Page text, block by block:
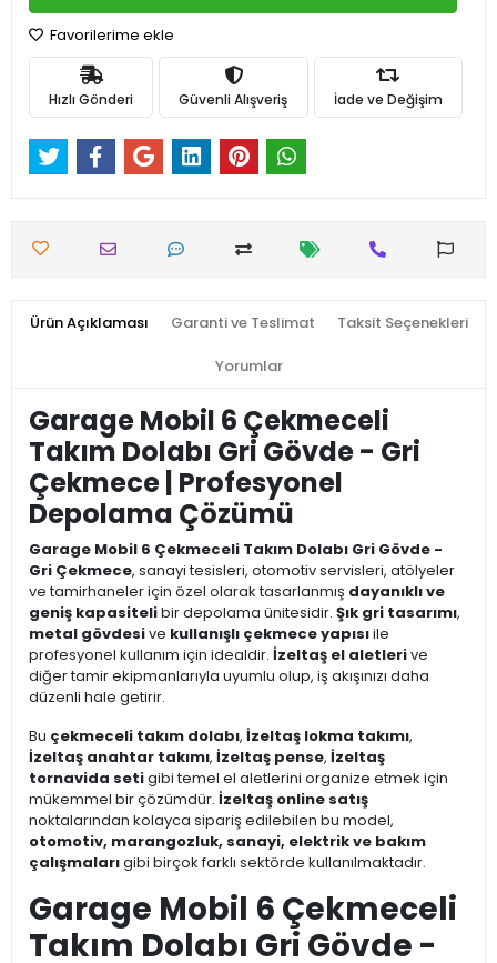
Favorilerime ekle
Hızlı Gönderi Güvenli Alışveriş İade ve Değişim
Ürün Açıklaması Garanti ve Teslimat Taksit Seçenekleri
Yorumlar
Garage Mobil 6 Çekmeceli
Takım Dolabı Gri Gövde - Gri
Çekmece | Profesyonel
Depolama Çözümü
Garage Mobil 6 Çekmeceli Takım Dolabı Gri Gövde -
Gri Çekmece, sanayi tesisleri, otomotiv servisleri, atölyeler
ve tamirhaneler için özel olarak tasarlanmış dayanıklı ve
geniş kapasitelibir depolama ünitesidir. Şık gri tasarımı,
metal gövdesive kullanışlı çekmece yapısıile
profesyonel kullanım için idealdir. İzeltaş el aletlerive
diğer tamir ekipmanlarıyla uyumlu olup, iş akışınızı daha
düzenli hale getirir.
Bu çekmeceli takım dolabı, İzeltaş lokma takımı,
İzeltaş anahtar takımı, İzeltaş pense, İzeltaş
tornavida setigibi temel el aletlerini organize etmek için
mükemmel bir çözümdür. İzeltaş online satış
noktalarından kolayca sipariş edilebilen bu model,
otomotiv, marangozluk, sanayi, elektrik ve bakım
çalışmalarıgibi birçok farklı sektörde kullanılmaktadır.
Garage Mobil 6 Çekmeceli
Takım Dolabı Gri Gövde -